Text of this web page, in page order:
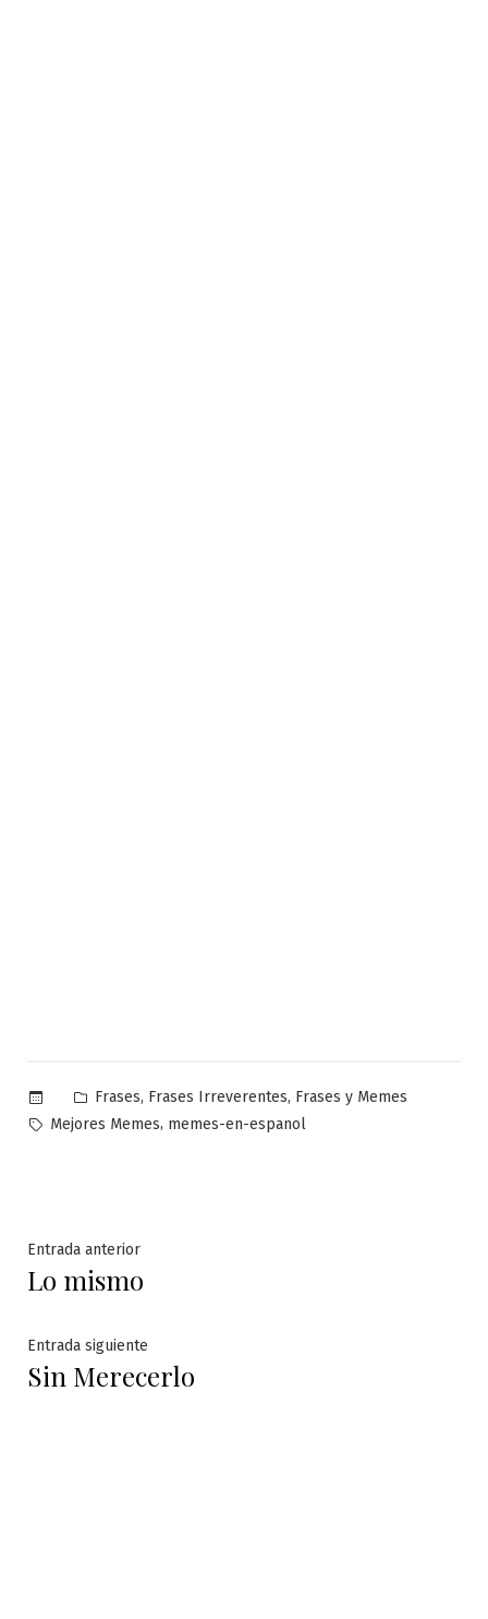
Publicado
en
Frases, Frases Irreverentes, Frases y Memes
Etiquetas:
Mejores Memes, memes-en-espanol
Navegación
de
entradas
Entrada anteriorEntrada
anterior:
Lo mismo
Entrada siguiente
siguiente:
Sin Merecerlo